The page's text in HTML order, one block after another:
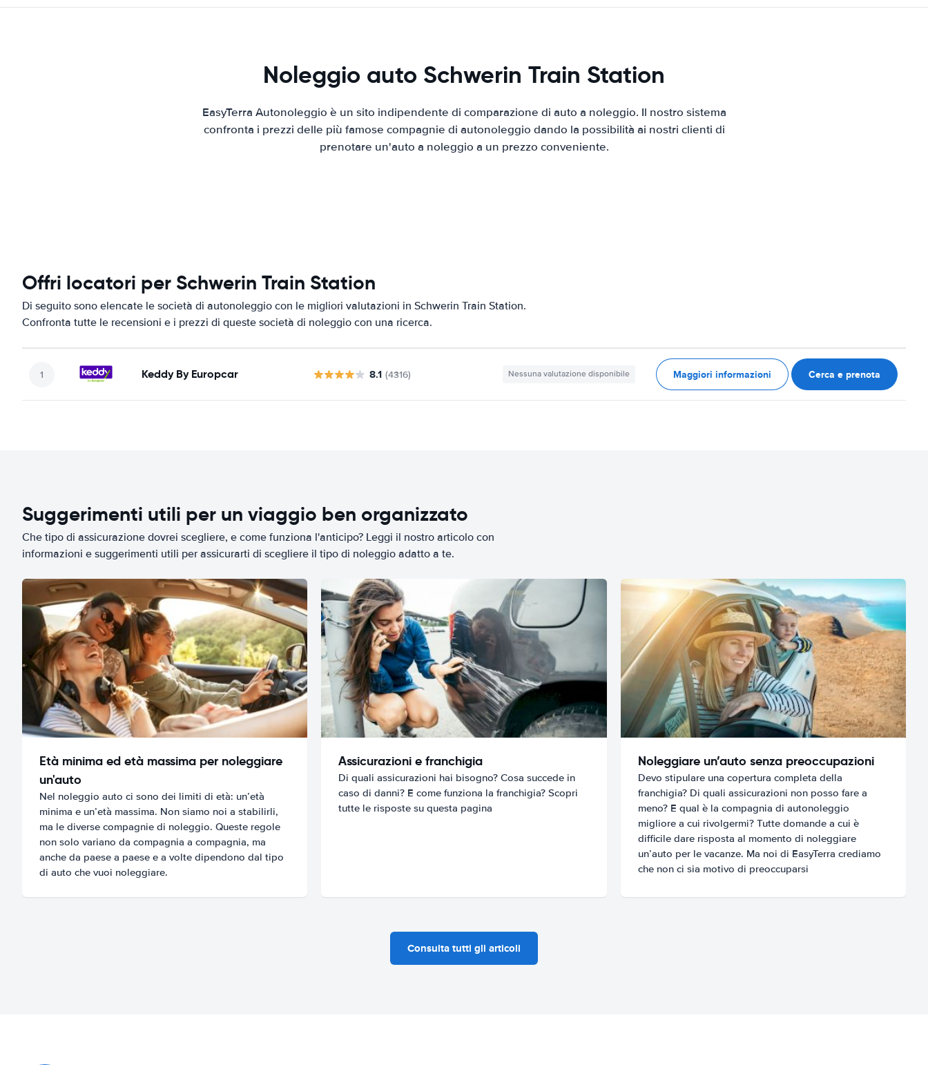
Noleggio auto Schwerin Train Station
EasyTerra Autonoleggio è un sito indipendente di comparazione di auto a noleggio. Il nostro sistema
confronta i prezzi delle più famose compagnie di autonoleggio dando la possibilità ai nostri clienti di
prenotare un'auto a noleggio a un prezzo conveniente.
Offri locatori per Schwerin Train Station
Di seguito sono elencate le società di autonoleggio con le migliori valutazioni in Schwerin Train Station.
Confronta tutte le recensioni e i prezzi di queste società di noleggio con una ricerca.
Keddy By Europcar 8.1 (4316) Nessuna valutazione disponibile Maggiori informazioni Cerca e prenota
Suggerimenti utili per un viaggio ben organizzato
Che tipo di assicurazione dovrei scegliere, e come funziona l'anticipo? Leggi il nostro articolo con
informazioni e suggerimenti utili per assicurarti di scegliere il tipo di noleggio adatto a te.
Età minima ed età massima per noleggiare
un'auto
Nel noleggio auto ci sono dei limiti di età: un’età
minima e un’età massima. Non siamo noi a stabilirli,
ma le diverse compagnie di noleggio. Queste regole
non solo variano da compagnia a compagnia, ma
anche da paese a paese e a volte dipendono dal tipo
di auto che vuoi noleggiare.
Assicurazioni e franchigia
Di quali assicurazioni hai bisogno? Cosa succede in
caso di danni? E come funziona la franchigia? Scopri
tutte le risposte su questa pagina
Noleggiare un’auto senza preoccupazioni
Devo stipulare una copertura completa della
franchigia? Di quali assicurazioni non posso fare a
meno? E qual è la compagnia di autonoleggio
migliore a cui rivolgermi? Tutte domande a cui è
difficile dare risposta al momento di noleggiare
un’auto per le vacanze. Ma noi di EasyTerra crediamo
che non ci sia motivo di preoccuparsi
Consulta tutti gli articoli